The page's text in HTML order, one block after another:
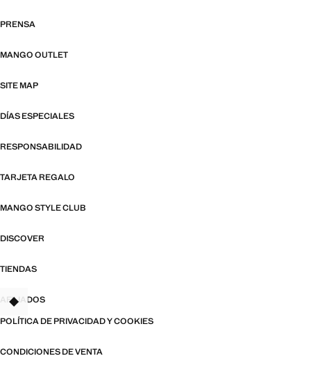
PRENSA
MANGO OUTLET
SITE MAP
DÍAS ESPECIALES
RESPONSABILIDAD
TARJETA REGALO
MANGO STYLE CLUB
DISCOVER
TIENDAS
AFILIADOS
POLÍTICA DE PRIVACIDAD Y COOKIES
CONDICIONES DE VENTA